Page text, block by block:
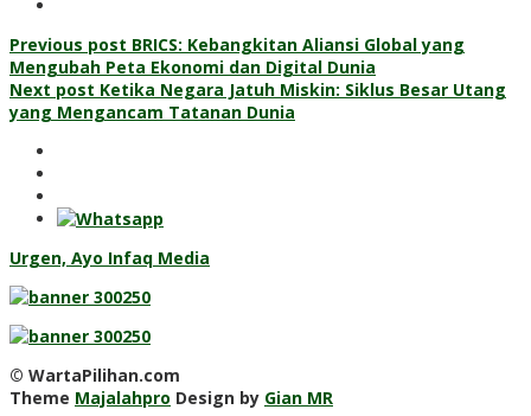
Post
navigation
Previous post BRICS: Kebangkitan Aliansi Global yang
Mengubah Peta Ekonomi dan Digital Dunia
Next post Ketika Negara Jatuh Miskin: Siklus Besar Utang
yang Mengancam Tatanan Dunia
Urgen, Ayo Infaq Media
© WartaPilihan.com
Theme Majalahpro Design by Gian MR